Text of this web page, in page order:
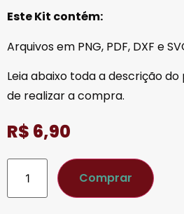
Este Kit contém:
Arquivos em PNG, PDF, DXF e
Leia abaixo toda a descrição
de realizar a compra.
R$ 6,90
Comprar